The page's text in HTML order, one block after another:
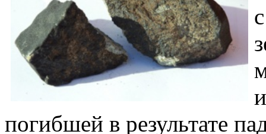
погибшей в результате